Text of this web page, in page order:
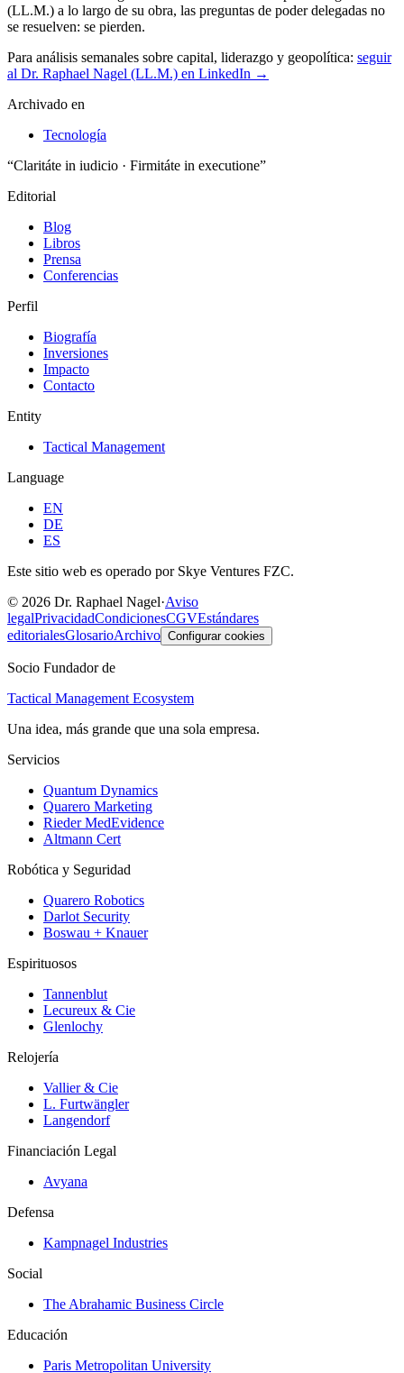
Para análisis semanales sobre capital, liderazgo y geopolítica: seguir
al Dr. Raphael Nagel (LL.M.) en LinkedIn →
Archivado en
Tecnología
“Claritáte in iudicio · Firmitáte in executione”
Editorial
Blog
Libros
Prensa
Conferencias
Perfil
Biografía
Inversiones
Impacto
Contacto
Entity
Tactical Management
Language
EN
DE
ES
Este sitio web es operado por Skye Ventures FZC.
© 2026 Dr. Raphael Nagel·Aviso
legalPrivacidadCondicionesCGVEstándares
editorialesGlosarioArchivo Configurar cookies
Socio Fundador de
Tactical Management Ecosystem
Una idea, más grande que una sola empresa.
Servicios
Quantum Dynamics
Quarero Marketing
Rieder MedEvidence
Altmann Cert
Robótica y Seguridad
Quarero Robotics
Darlot Security
Boswau + Knauer
Espirituosos
Tannenblut
Lecureux & Cie
Glenlochy
Relojería
Vallier & Cie
L. Furtwängler
Langendorf
Financiación Legal
Avyana
Defensa
Kampnagel Industries
Social
The Abrahamic Business Circle
Educación
Paris Metropolitan University